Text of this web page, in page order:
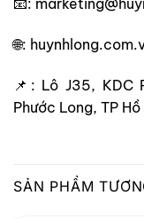
📧:
🌐:
📌: Lô J35, KDC
Phước Long, TP
SẢN PHẨM